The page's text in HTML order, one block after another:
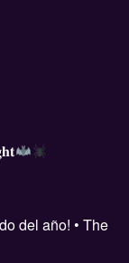
del año! • The